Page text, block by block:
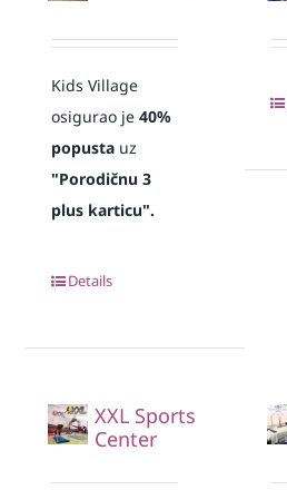
Kids Village
osigurao je40%
popustauz
"Porodičnu 3
plus karticu".
Details
XXL Sports
Center